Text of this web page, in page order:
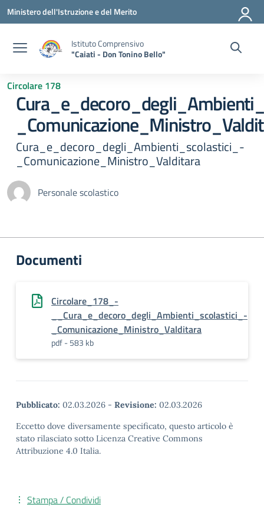
Vai ai contenuti
Vai al menu di navigazione
Vai al footer
Ministero dell'Istruzione e del Merito
Istituto Comprensivo
"Caiati - Don Tonino Bello"
Circolare 178
Cura_e_decoro_degli_Ambienti_scolastici_-
_Comunicazione_Ministro_Valditara
Personale scolastico
Documenti
Circolare_178_-
__Cura_e_decoro_degli_Ambienti_scolastici_-
_Comunicazione_Ministro_Valditara
pdf - 583 kb
Pubblicato: 02.03.2026 - Revisione: 02.03.2026
Eccetto dove diversamente specificato, questo articolo è
stato rilasciato sotto Licenza Creative Commons
Attribuzione 4.0 Italia.
Stampa / Condividi